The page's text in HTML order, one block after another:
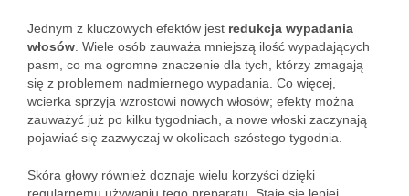
Jednym z kluczowych efektów jest redukcja wypadania
włosów . Wiele osób zauważa mniejszą ilość wypadających
pasm, co ma ogromne znaczenie dla tych, którzy zmagają
się z problemem nadmiernego wypadania. Co więcej,
wcierka sprzyja wzrostowi nowych włosów; efekty można
zauważyć już po kilku tygodniach, a nowe włoski zaczynają
pojawiać się zazwyczaj w okolicach szóstego tygodnia.
Skóra głowy również doznaje wielu korzyści dzięki